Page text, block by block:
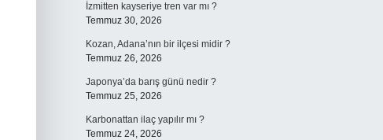
İzmitten kayseriye tren var mı ?
Temmuz 30, 2026
Kozan, Adana’nın bir ilçesi midir ?
Temmuz 26, 2026
Japonya’da barış günü nedir ?
Temmuz 25, 2026
Karbonattan ilaç yapılır mı ?
Temmuz 24, 2026